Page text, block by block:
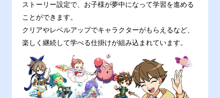
ストーリー設定で、お子様が夢中になって学習を進める
ことができます。
クリアやレベルアップでキャラクターがもらえるなど、
楽しく継続して学べる仕掛けが組み込まれています。